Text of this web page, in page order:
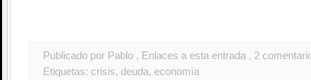
Publicado por Pablo , Enlaces a esta entrada , 2
Etiquetas: crisis, deuda, economía